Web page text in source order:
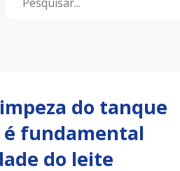
do tanque
é fundamental
do leite